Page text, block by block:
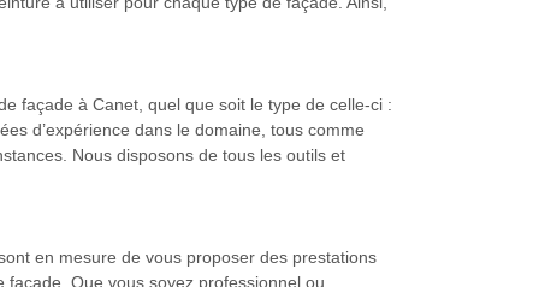
façade à Canet, quel que soit le type de celle-ci :
d’expérience dans le domaine, tous comme
Nous disposons de tous les outils et
en mesure de vous proposer des prestations
Que vous soyez professionnel ou